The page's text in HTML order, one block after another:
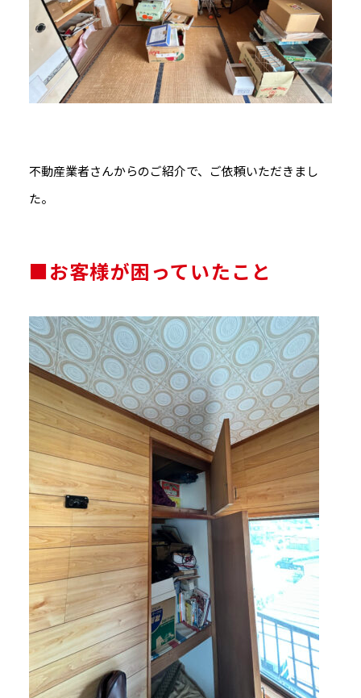
不動産業者さんからのご紹介で、ご依頼いただきまし
た。
■お客様が困っていたこと